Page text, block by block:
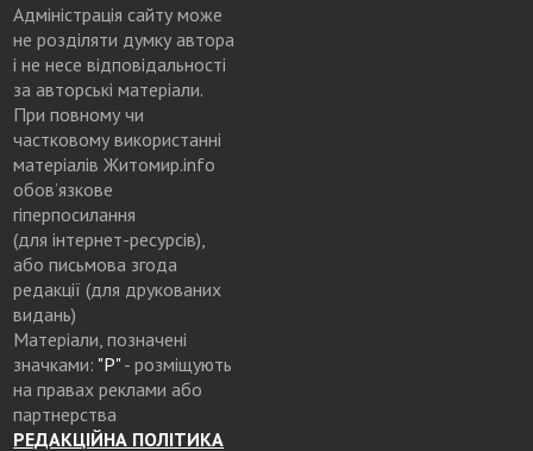
Адміністрація сайту може
не розділяти думку автора
і не несе відповідальності
за авторські матеріали.
При повному чи
частковому використанні
матеріалів Житомир.info
обов’язкове
гіперпосилання
(для інтернет-ресурсів),
або письмова згода
редакції (для друкованих
видань)
Матеріали, позначені
значками: "Р"- розміщують
на правах реклами або
партнерства
РЕДАКЦІЙНА ПОЛІТИКА